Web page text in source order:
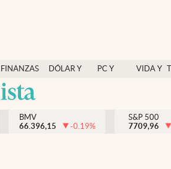
FINANZAS
Y
ECONOMÍA
DÓLAR Y
PC Y
VIDA Y
México
BMV
66.396,15
-0.19%
S&P 500
7709,96